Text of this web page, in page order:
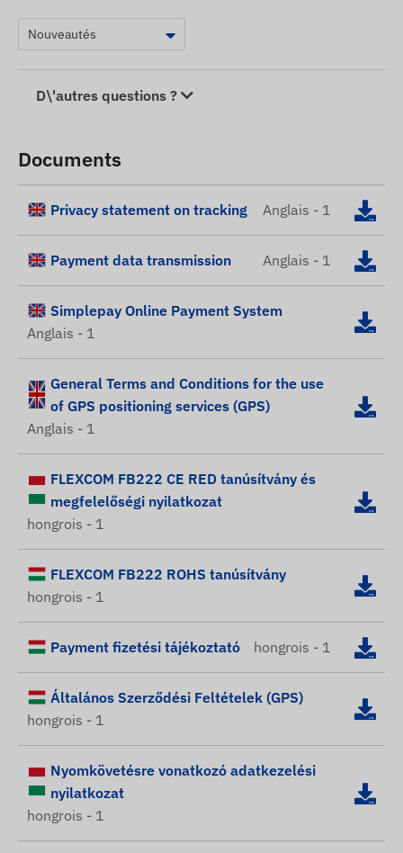
D\'autres questions ?
Documents
Privacy statement on tracking Anglais - 1
Payment data transmission Anglais - 1
Simplepay Online Payment System
Anglais - 1
General Terms and Conditions for the use
of GPS positioning services (GPS)
Anglais - 1
FLEXCOM FB222 CE RED tanúsítvány és
megfelelőségi nyilatkozat
hongrois - 1
FLEXCOM FB222 ROHS tanúsítvány
hongrois - 1
Payment fizetési tájékoztató hongrois - 1
Általános Szerződési Feltételek (GPS)
hongrois - 1
Nyomkövetésre vonatkozó adatkezelési
nyilatkozat
hongrois - 1